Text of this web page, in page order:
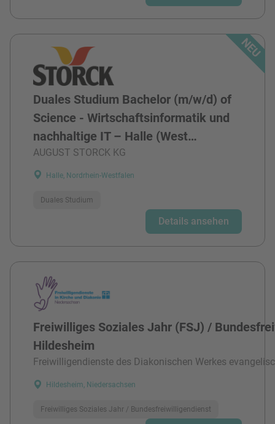
Duales Studium Bachelor (m/w/d) of
Science - Wirtschaftsinformatik und
nachhaltige IT – Halle (West…
AUGUST STORCK KG
Halle, Nordrhein-Westfalen
Duales Studium
Details ansehen
Freiwilliges Soziales Jahr (FSJ) /
Hildesheim
Freiwilligendienste des Diakonischen Werkes
Hildesheim, Niedersachsen
Freiwilliges Soziales Jahr / Bundesfreiwilligendienst